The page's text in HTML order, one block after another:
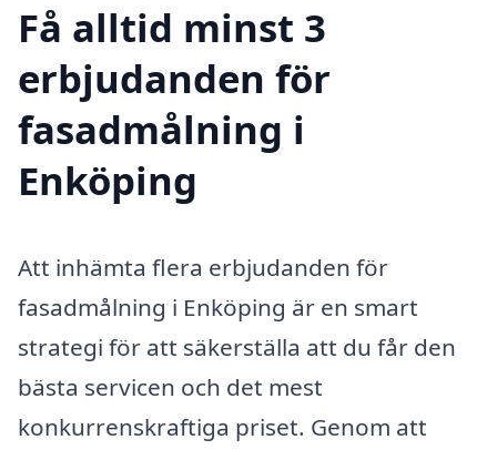
Få alltid minst 3
erbjudanden för
fasadmålning i
Enköping
Att inhämta flera erbjudanden för
fasadmålning i Enköping är en smart
strategi för att säkerställa att du får den
bästa servicen och det mest
konkurrenskraftiga priset. Genom att